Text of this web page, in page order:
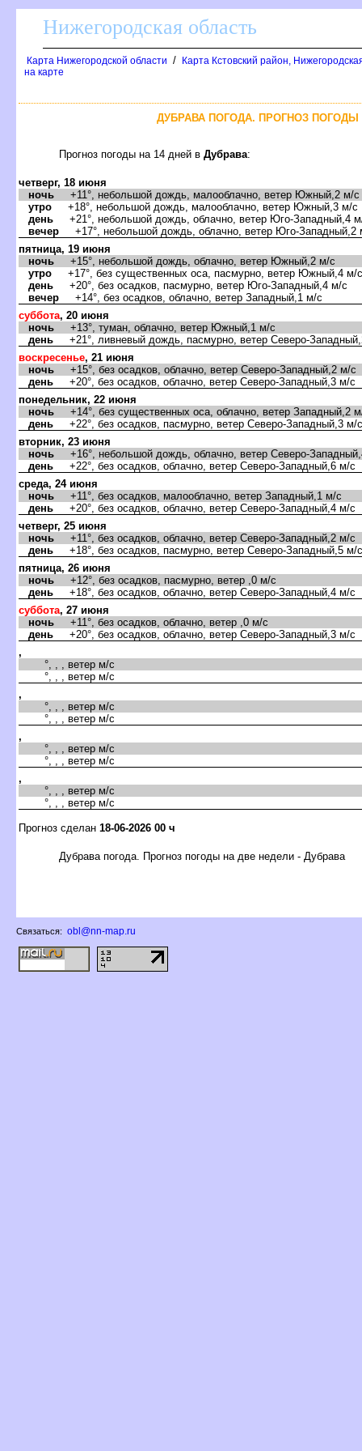
Нижегородская область
Карта Нижегородской области /
Карта Кстовский район,
на карте
ДУБРАВА ПОГОДА. ПРОГНОЗ ПОГОДЫ
Прогноз погоды на 14 дней Дубрава:
четверг, 18 июня
ночь +11°, небольшой дождь, малооблачно, ветер Южный,2 м/с
утро +18°, небольшой дождь, малооблачно, ветер Южный,3 м/с
день +21°, небольшой дождь, облачно, ветер Юго-Западный,4
ечер +17°, небольшой дождь, облачно, ветер Юго-Западный,2
пятница, 19 июня
ночь +15°, небольшой дождь, облачно, ветер Южный,2 м/с
утро +17°, без существенных оса, пасмурно, ветер Южный,4 м/с
день +20°, без осадков, пасмурно, ветер Юго-Западный,4 м/с
ечер +14°, без осадков, облачно, ветер Западный,1 м/с
суббота, 20 июня
ночь +13°, туман, облачно, ветер Южный,1 м/с
день +21°, ливневый дождь, пасмурно, ветер Северо-
оскресенье, 21 июня
ночь +15°, без осадков, облачно, ветер Северо-Западный,2 м/с
день +20°, без осадков, облачно, ветер Северо-Западный,3 м/с
понедельник, 22 июня
ночь +14°, без существенных оса, облачно, ветер Западный,2
день +22°, без осадков, пасмурно, ветер Северо-Западный,3 м/с
торник, 23 июня
ночь +16°, небольшой дождь, облачно, ветер Северо-
день +22°, без осадков, облачно, ветер Северо-Западный,6 м/с
среда, 24 июня
ночь +11°, без осадков, малооблачно, ветер Западный,1 м/с
день +20°, без осадков, облачно, ветер Северо-Западный,4 м/с
четверг, 25 июня
ночь +11°, без осадков, облачно, ветер Северо-Западный,2 м/с
день +18°, без осадков, пасмурно, ветер Северо-Западный,5 м/с
пятница, 26 июня
ночь +12°, без осадков, пасмурно, ветер ,0 м/с
день +18°, без осадков, облачно, ветер Северо-Западный,4 м/с
суббота, 27 июня
ночь +11°, без осадков, облачно, ветер ,0 м/с
день +20°, без осадков, облачно, ветер Северо-Западный,3 м/с
,
°, , , ветер м/с
°, , , ветер м/с
,
°, , , ветер м/с
°, , , ветер м/с
,
°, , , ветер м/с
°, , , ветер м/с
,
°, , , ветер м/с
°, , , ветер м/с
Прогноз сделан 18-06-2026 00 ч
Дубрава погода. Прогноз погоды на две недели - Дубрава
Связаться: obl@nn-map.ru